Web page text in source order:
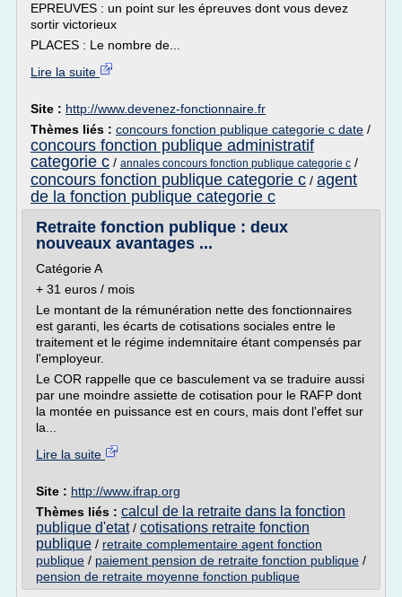
EPREUVES : un point sur les épreuves dont vous devez
sortir victorieux
PLACES : Le nombre de...
Lire la suite
Site : http://www.devenez-fonctionnaire.fr
Thèmes liés : concours fonction publique categorie c date /
concours fonction publique administratif
categorie c / annales concours fonction publique categorie c /
concours fonction publique categorie c / agent
de la fonction publique categorie c
Retraite fonction publique : deux
nouveaux avantages ...
Catégorie A
+ 31 euros / mois
Le montant de la rémunération nette des fonctionnaires
est garanti, les écarts de cotisations sociales entre le
traitement et le régime indemnitaire étant compensés par
l'employeur.
Le COR rappelle que ce basculement va se traduire aussi
par une moindre assiette de cotisation pour le RAFP dont
la montée en puissance est en cours, mais dont l'effet sur
la...
Lire la suite
Site : http://www.ifrap.org
Thèmes liés : calcul de la retraite dans la fonction
publique d'etat/ cotisations retraite fonction
publique / retraite complementaire agent fonction
publique / paiement pension de retraite fonction publique /
pension de retraite moyenne fonction publique